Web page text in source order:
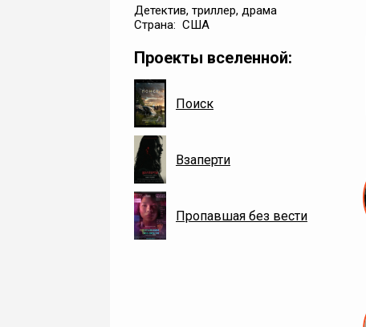
Детектив, триллер, драма
Страна: США
Проекты вселенной:
Поиск
Взаперти
Пропавшая без вести